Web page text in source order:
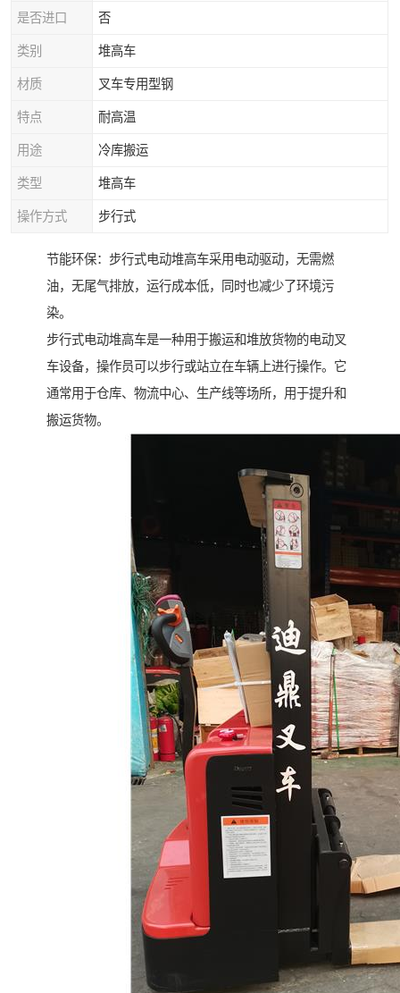
是否进口 否
类别 堆高车
材质 叉车专用型钢
特点 耐高温
用途 冷库搬运
类型 堆高车
操作方式 步行式
节能环保：步行式电动堆高车采用电动驱动，无需燃
油，无尾气排放，运行成本低，同时也减少了环境污
染。
步行式电动堆高车是一种用于搬运和堆放货物的电动叉
车设备，操作员可以步行或站立在车辆上进行操作。它
通常用于仓库、物流中心、生产线等场所，用于提升和
搬运货物。